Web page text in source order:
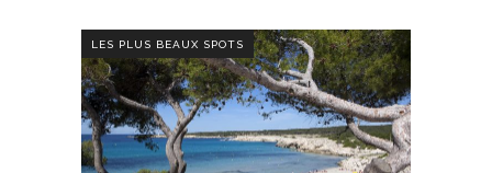
LES PLUS BEAUX SPOTS